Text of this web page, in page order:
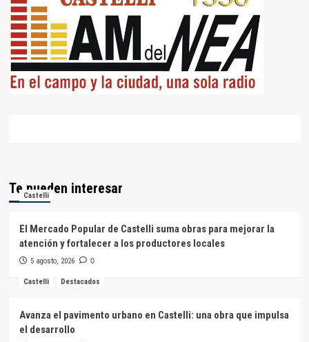
Te pueden interesar
Castelli
El Mercado Popular de Castelli suma obras para mejorar la
atención y fortalecer a los productores locales
5 agosto, 2026 0
Castelli Destacados
Avanza el pavimento urbano en Castelli: una obra que impulsa
el desarrollo